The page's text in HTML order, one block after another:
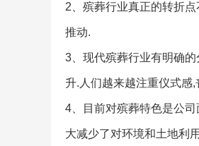
2、殡葬行业真正的转折
推动.
3、现代殡葬行业有明确
升.人们越来越注重仪式感
4、目前对殡葬特色是公
大减少了对环境和土地利